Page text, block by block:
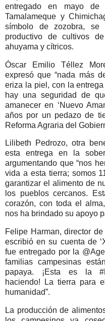
entregado en mayo
Tamalameque y
símbolo de zozobra, se
productivo de cultivos
ahuyama y cítricos.
Óscar Emilio Téllez
expresó que “nada más
eriza la piel, con la
hay una seguridad de
amanecer en ‘Nuevo
años por un pedazo de
Reforma Agraria del
Lilibeth Pedrozo, otra
esta entrega en la
argumentando que “nos
vida a esta tierra; somos
garantizar el alimento de
los pueblos cercanos.
corazón, con toda el
nos ha brindado su apoyo
Felipe Harman, director
escribió en su cuenta de
fue entregado por la
familias campesinas
papaya. ¡Esta es la
haciendo! La tierra para
humanidad”.
La producción de